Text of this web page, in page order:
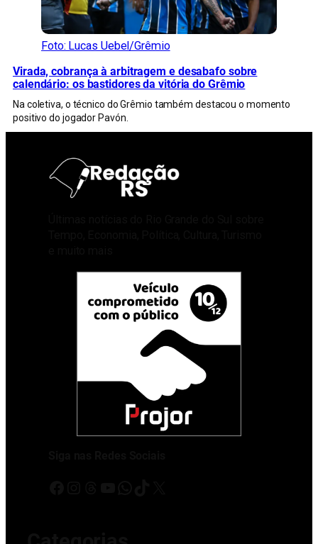
Foto: Lucas Uebel/Grêmio
Virada, cobrança à arbitragem e desabafo sobre
calendário: os bastidores da vitória do Grêmio
Na coletiva, o técnico do Grêmio também destacou o momento
positivo do jogador Pavón.